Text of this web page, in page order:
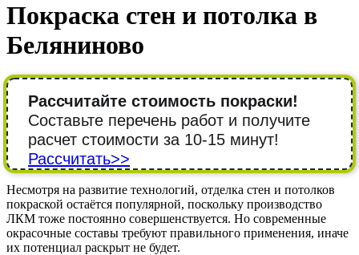
Покраска стен и потолка в
Беляниново
Рассчитайте стоимость покраски!
Составьте перечень работ и получите
расчет стоимости за 10-15 минут!
Рассчитать>>
Несмотря на развитие технологий, отделка стен и потолков
покраской остаётся популярной, поскольку производство
ЛКМ тоже постоянно совершенствуется. Но современные
окрасочные составы требуют правильного применения, иначе
их потенциал раскрыт не будет.